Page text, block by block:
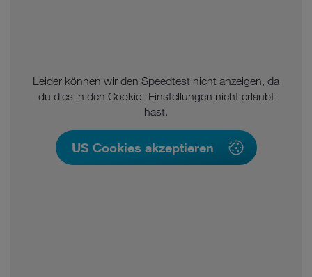
Leider können wir den Speedtest nicht anzeigen, da
du dies in den Cookie- Einstellungen nicht erlaubt
hast.
US Cookies akzeptieren